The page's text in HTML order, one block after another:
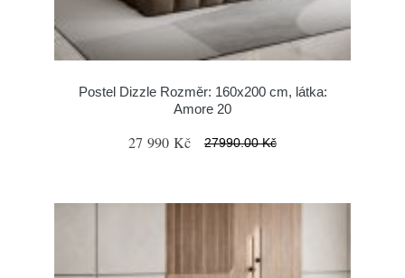
Postel Dizzle Rozměr: 160x200 cm, látka:
Amore 20
27 990 Kč 27990.00 Kč